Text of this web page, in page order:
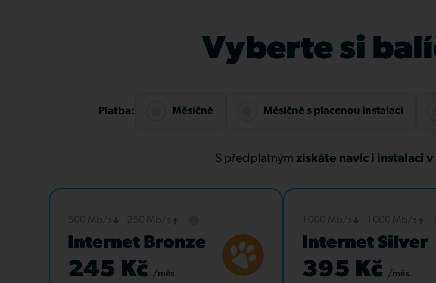
Vyberte si
Platba: Měsíčně Měsíčně s placenou instalací
S předplatným získáte navíc i instalaci
Internet Bronze
245 Kč /měs.
Internet Silver
395 Kč /měs.